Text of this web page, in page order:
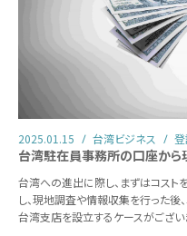
2025.01.15 台湾ビジネス
台湾駐在員事務所の口座か
台湾への進出に際し、まずはコスト
し、現地調査や情報収集を行った
台湾支店を設立するケースがござい